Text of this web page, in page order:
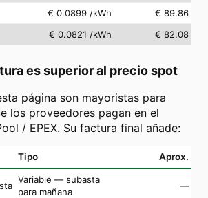
€ 0.0899 /kWh
€ 89.86
€ 0.0821 /kWh € 82.08
es superior al precio spot
página son mayoristas para
los proveedores pagan en el
/ EPEX. Su factura final añade:
Tipo Aprox.
Variable — subasta
para mañana
—